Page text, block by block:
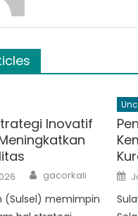
Inovatif
Author
gacorkali
(Sulsel) memimpin